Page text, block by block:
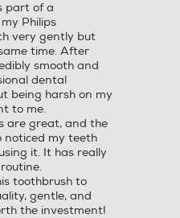
part of a
Philips
very gently but
time. After
smooth and
dental
being harsh on my
to me.
are great, and the
noticed my teeth
it. It has really
toothbrush to
gentle, and
the investment!